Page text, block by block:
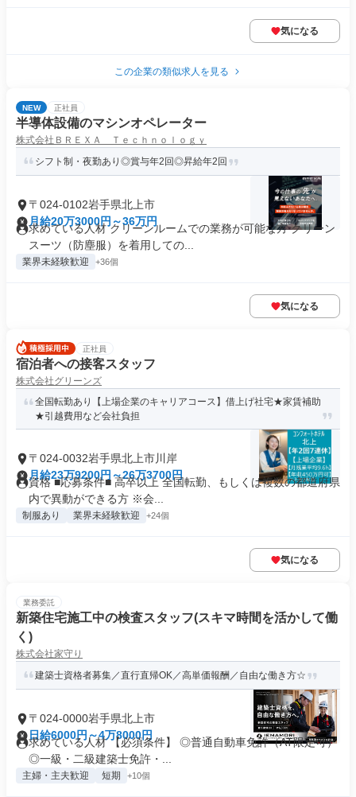
気になる
この企業の類似求人を見る
NEW 正社員
半導体設備のマシンオペレーター
株式会社ＢＲＥＸＡ Ｔｅｃｈｎｏｌｏｇｙ
シフト制・夜勤あり◎賞与年2回◎昇給年2回
〒024-0102岩手県北上市
月給20万3000円～36万円
求めている人材 クリーンルームでの業務が可能な方 クリーン
スーツ（防塵服）を着用しての...
業界未経験歓迎 +36個
気になる
正社員
宿泊者への接客スタッフ
株式会社グリーンズ
全国転勤あり【上場企業のキャリアコース】借上げ社宅★家賃補助
★引越費用など会社負担
〒024-0032岩手県北上市川岸
月給23万9200円～26万3700円
資格 ■応募条件■ 高卒以上 全国転勤、もしくは複数の都道府県
内で異動ができる方 ※会...
制服あり 業界未経験歓迎 +24個
気になる
業務委託
新築住宅施工中の検査スタッフ(スキマ時間を活かして働
く)
株式会社家守り
建築士資格者募集／直行直帰OK／高単価報酬／自由な働き方☆
〒024-0000岩手県北上市
日給6000円～4万8000円
求めている人材 【必須条件】 ◎普通自動車免許（AT限定可）
◎一級・二級建築士免許・...
主婦・主夫歓迎 短期 +10個